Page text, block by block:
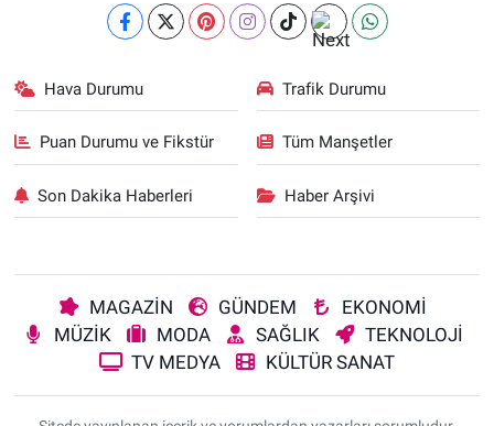
Hava Durumu Trafik Durumu
Puan Durumu ve Fikstür Tüm Manşetler
Son Dakika Haberleri Haber Arşivi
MAGAZİN GÜNDEM
EKONOMİ
MÜZİK
MODA SAĞLIK
TEKNOLOJİ
TV MEDYA
KÜLTÜR SANAT